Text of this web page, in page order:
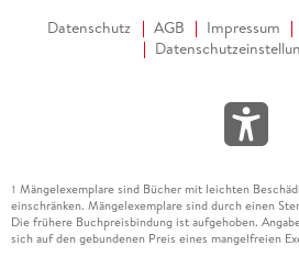
Datenschutz AGB Impressum
1 Mängelexemplare sind Bücher mit leichten
einschränken. Mängelexemplare sind durch einen
Die frühere Buchpreisbindung ist aufgehoben.
sich auf den gebundenen Preis eines mangelfreien